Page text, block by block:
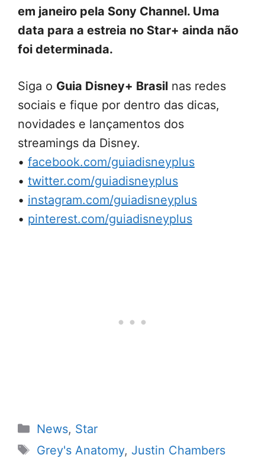
em janeiro pela Sony Channel. Uma
data para a estreia no Star+ ainda não
foi determinada.
Siga o Guia Disney+ Brasil nas redes
sociais e fique por dentro das dicas,
novidades e lançamentos dos
streamings da Disney.
• facebook.com/guiadisneyplus
• twitter.com/guiadisneyplus
• instagram.com/guiadisneyplus
• pinterest.com/guiadisneyplus
Categorias
News, Star
Tags
Grey's Anatomy, Justin Chambers